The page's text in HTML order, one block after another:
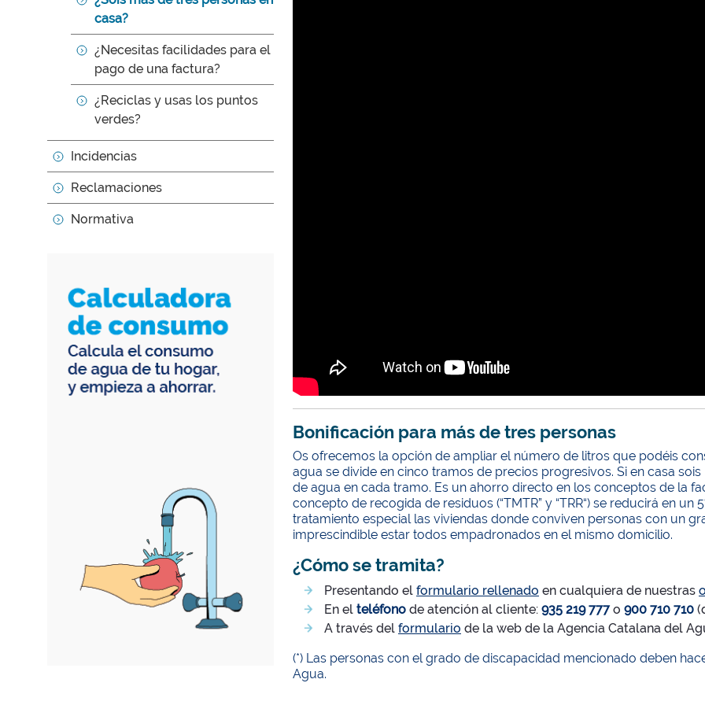
casa?
¿Necesitas facilidades para el
pago de una factura?
¿Reciclas y usas los puntos
verdes?
Incidencias
Reclamaciones
Normativa
Bonificación para más de tres personas
Os ofrecemos la opción de ampliar el número de litros que podéis
agua se divide en cinco tramos de precios progresivos. Si en casa
de agua en cada tramo. Es un ahorro directo en los conceptos de la
concepto de recogida de residuos (“TMTR” y “TRR“) se reducirá en
tratamiento especial las viviendas donde conviven personas con un
imprescindible estar todos empadronados en el mismo domicilio.
¿Cómo se tramita?
Presentando el formulario rellenado en cualquiera de nuestras
En el teléfono de atención al cliente: 935 219 777o 900 710 710
A través del formulario de la web de la Agencia Catalana del
(*) Las personas con el grado de discapacidad mencionado deben
Agua.